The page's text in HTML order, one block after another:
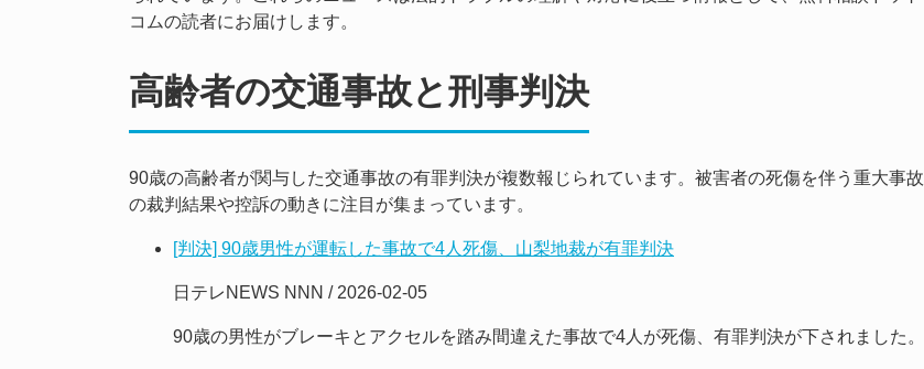
コムの読者にお届けします。
高齢者の交通事故と刑事判決
90歳の高齢者が関与した交通事故の有罪判決が複数報じられています。被害者の死傷を伴う重大事故
の裁判結果や控訴の動きに注目が集まっています。
[判決] 90歳男性が運転した事故で4人死傷、山梨地裁が有罪判決
日テレNEWS NNN / 2026-02-05
90歳の男性がブレーキとアクセルを踏み間違えた事故で4人が死傷、有罪判決が下されました。